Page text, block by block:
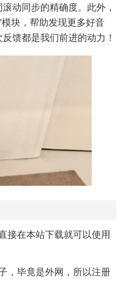
动同步的精确度。此外，
块，帮助发现更多好音
馈都是我们前进的动力！
接在本站下载就可以使用
，毕竟是外网，所以注册